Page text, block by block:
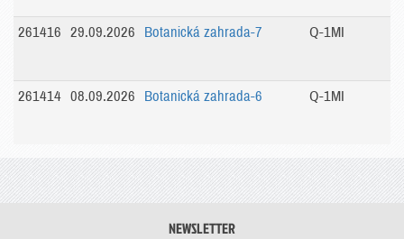
261416 29.09.2026 Botanická zahrada-7 Q-1MI
261414 08.09.2026 Botanická zahrada-6 Q-1MI
NEWSLETTER